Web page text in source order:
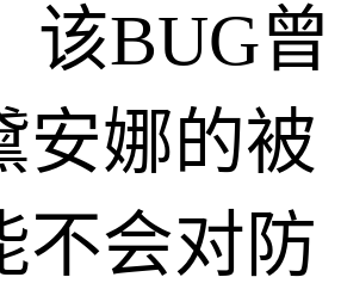
该BUG曾
安娜的被
不会对防